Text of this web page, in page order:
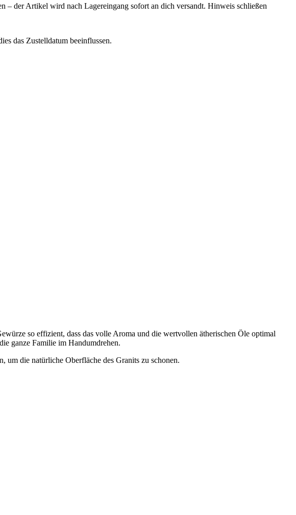
– der Artikel wird nach Lagereingang sofort an dich versandt. Hinweis schließen
das Zustelldatum beeinflussen.
so effizient, dass das volle Aroma und die wertvollen ätherischen Öle optimal
ganze Familie im Handumdrehen.
um die natürliche Oberfläche des Granits zu schonen.